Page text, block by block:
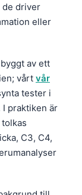
de driver
eller
byggt av ett
vårt vår
tester i
praktiken är
C3, C4,